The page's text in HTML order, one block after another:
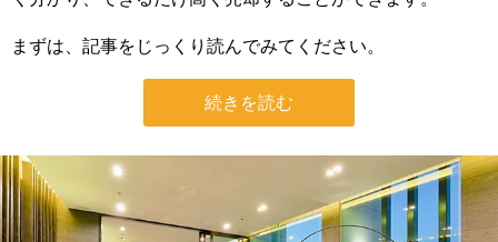
まずは、記事をじっくり読んでみてください。
続きを読む